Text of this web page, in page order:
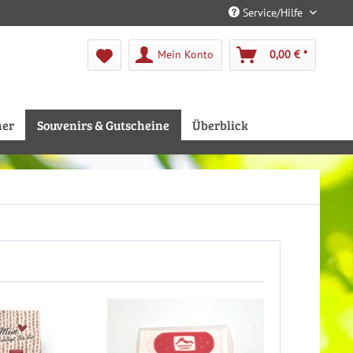
Service/Hilfe
Mein Konto 0,00 € *
Souvenirs & Gutscheine Überblick